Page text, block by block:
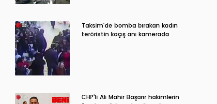
Taksim'de bomba bırakan kadın
teröristin kaçış anı kamerada
CHP'li Ali Mahir Başarır hakimlerin